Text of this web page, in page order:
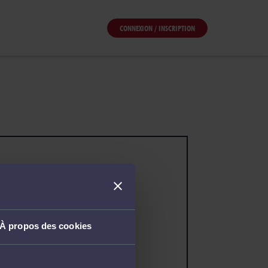
À propos des cookies
CONNEXION / INSCRIPTION